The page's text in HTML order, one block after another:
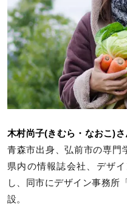
木村尚子(きむら・なおこ)さ
青森市出身、弘前市の専門
県内の情報誌会社、デザ
し、同市にデザイン事務所
設。